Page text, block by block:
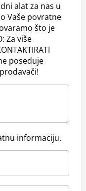
alat za nas u
Vaše povratne
što je
Za više
poseduje
informaciju.